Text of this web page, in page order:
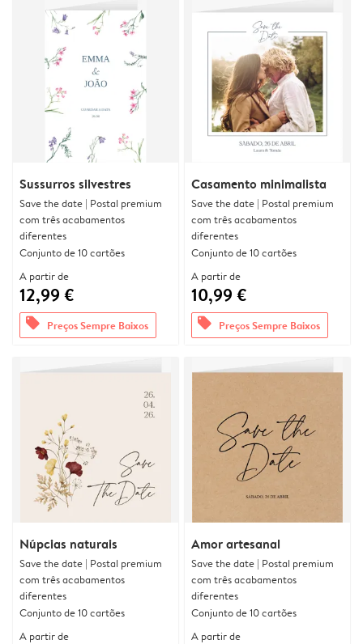
Sussurros silvestres
Save the date | Postal premium
com três acabamentos
diferentes
Conjunto de 10 cartões
A partir de
12,99 €
offers Preços Sempre Baixos
Casamento minimalista
Save the date | Postal premium
com três acabamentos
diferentes
Conjunto de 10 cartões
A partir de
10,99 €
offers Preços Sempre Baixos
Núpcias naturais
Save the date | Postal premium
com três acabamentos
diferentes
Conjunto de 10 cartões
A partir de
Amor artesanal
Save the date | Postal premium
com três acabamentos
diferentes
Conjunto de 10 cartões
A partir de